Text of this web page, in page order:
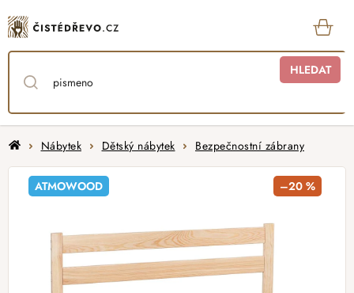
na
obsah
HLEDAT
DomůNábytek Dětský nábytek Bezpečnostní zábrany
ATMOWOOD –20 %